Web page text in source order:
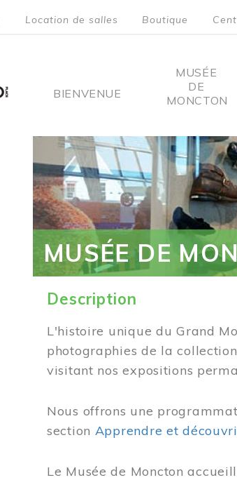
Location de salles Boutique
Main
BIENVENUE
MUSÉE
DE
MONCTON
MUSÉE DE
Description
L'histoire unique du Grand
photographies de la
visitant nos expositions
Nous offrons une
section Apprendre et
Le Musée de Moncton